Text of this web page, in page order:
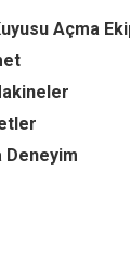
Açma
Deneyim